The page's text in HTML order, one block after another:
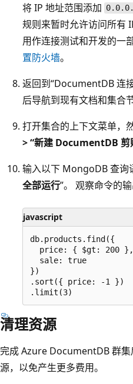
将 IP 地址范围添加
规则来暂时允许访问所有
用作连接测试和开发的一
置防火墙。
返回到“DocumentDB 连
后导航到现有文档和集合
打开集合的上下文菜单，
> “新建 DocumentDB 剪
输入以下 MongoDB 查询
全部运行”。 观察命令的输
javascript
db.products.find({
  price: { $gt: 200 },
  sale: true
})
.sort({ price: -1 })
清理资源
完成 Azure DocumentDB 群
源，以免产生更多费用。